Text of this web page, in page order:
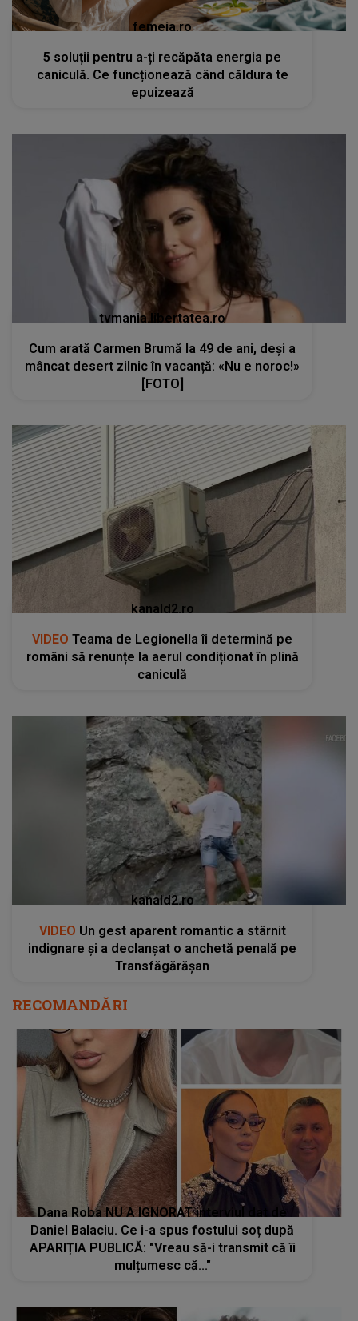
femeia.ro
5 soluții pentru a-ți recăpăta energia pe
caniculă. Ce funcționează când căldura te
epuizează
tvmania.libertatea.ro
Cum arată Carmen Brumă la 49 de ani, deși a
mâncat desert zilnic în vacanță: «Nu e noroc!»
[FOTO]
kanald2.ro
VIDEO Teama de Legionella îi determină pe
români să renunțe la aerul condiționat în plină
caniculă
kanald2.ro
VIDEO Un gest aparent romantic a stârnit
indignare și a declanșat o anchetă penală pe
Transfăgărășan
RECOMANDĂRI
Dana Roba NU A IGNORAT interviul dat de
Daniel Balaciu. Ce i-a spus fostului soț după
APARIȚIA PUBLICĂ: "Vreau să-i transmit că îi
mulțumesc că..."